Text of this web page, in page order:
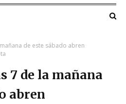
de este sábado abren
7 de la mañana
abren